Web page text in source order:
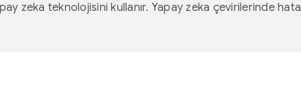
zeka teknolojisini kullanır. Yapay zeka çevirilerinde hata